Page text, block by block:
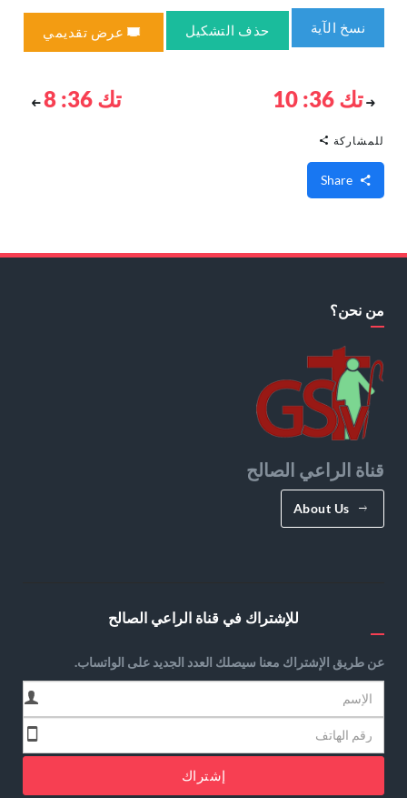
نسخ الآية حذف التشكيل عرض تقديمي
تك 36: 10 تك 36: 8
للمشاركة
من نحن؟
قناة الراعي الصالح
About Us
للإشتراك في قناة الراعي الصالح
عن طريق الإشتراك معنا سيصلك العدد الجديد على الواتساب.
إشتراك